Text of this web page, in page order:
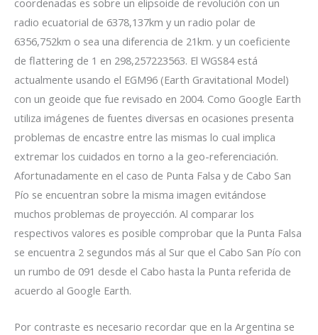
coordenadas es sobre un elipsoide de revolución con un
radio ecuatorial de 6378,137km y un radio polar de
6356,752km o sea una diferencia de 21km. y un coeficiente
de flattering de 1 en 298,257223563. El WGS84 está
actualmente usando el EGM96 (Earth Gravitational Model)
con un geoide que fue revisado en 2004. Como Google Earth
utiliza imágenes de fuentes diversas en ocasiones presenta
problemas de encastre entre las mismas lo cual implica
extremar los cuidados en torno a la geo-referenciación.
Afortunadamente en el caso de Punta Falsa y de Cabo San
Pío se encuentran sobre la misma imagen evitándose
muchos problemas de proyección. Al comparar los
respectivos valores es posible comprobar que la Punta Falsa
se encuentra 2 segundos más al Sur que el Cabo San Pío con
un rumbo de 091 desde el Cabo hasta la Punta referida de
acuerdo al Google Earth.
Por contraste es necesario recordar que en la Argentina se